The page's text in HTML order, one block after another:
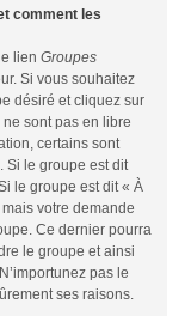
comment les
lien Groupes
Si vous souhaitez
désiré et cliquez sur
sont pas en libre
certains sont
Si le groupe est dit
le groupe est dit « À
votre demande
Ce dernier pourra
le groupe et ainsi
pas le
ses raisons.